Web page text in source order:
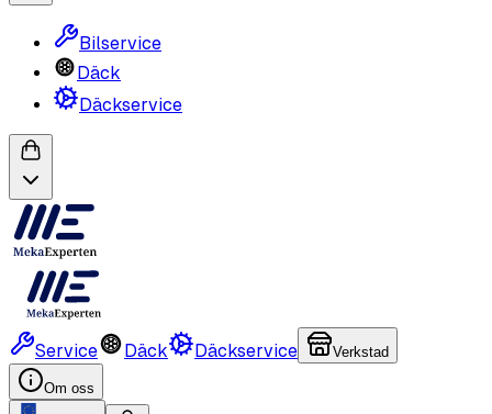
Bilservice
Däck
Däckservice
Service Däck Däckservice Verkstad
Om oss